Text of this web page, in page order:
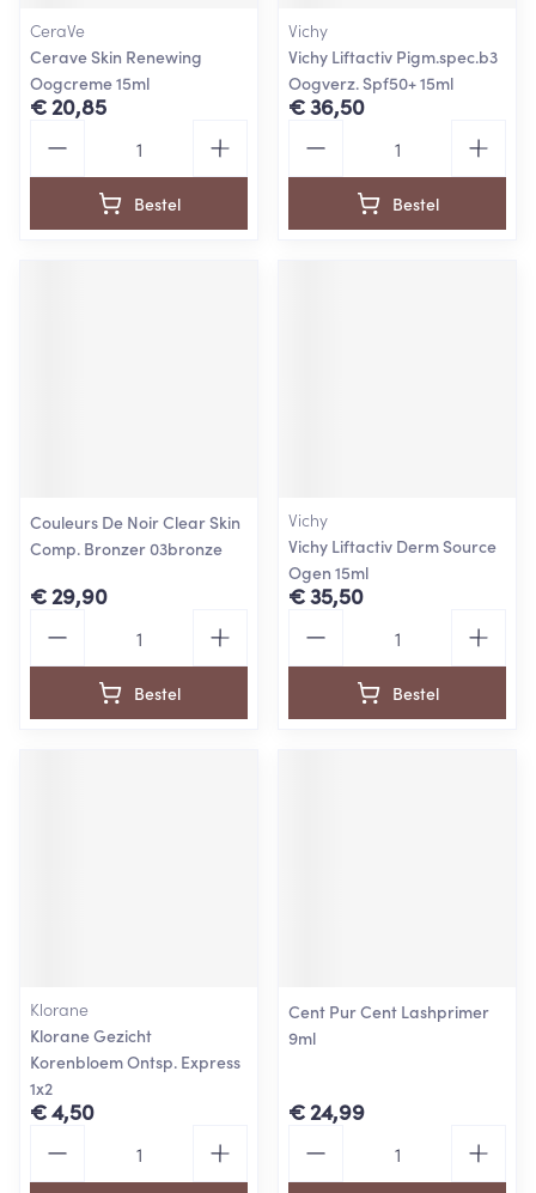
CeraVe
Cerave Skin Renewing
Oogcreme 15ml
€ 20,85
Bestel
Vichy
Vichy Liftactiv Pigm.spec.b3
Oogverz. Spf50+ 15ml
€ 36,50
Bestel
Couleurs De Noir Clear Skin
Comp. Bronzer 03bronze
€ 29,90
Bestel
Vichy
Vichy Liftactiv Derm Source
Ogen 15ml
€ 35,50
Bestel
Klorane
Klorane Gezicht
Korenbloem Ontsp. Express
1x2
€ 4,50
Cent Pur Cent Lashprimer
9ml
€ 24,99